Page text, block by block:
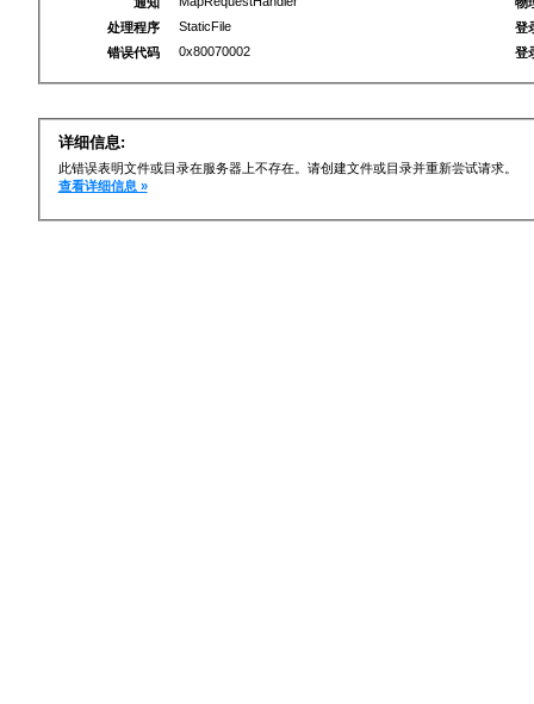
处理程序
StaticFile
错误代码
0x80070002
登
登
详细信息:
此错误表明文件或目录在服务器上不存在。请创建文件或目录并重新尝试请求。
查看详细信息 »